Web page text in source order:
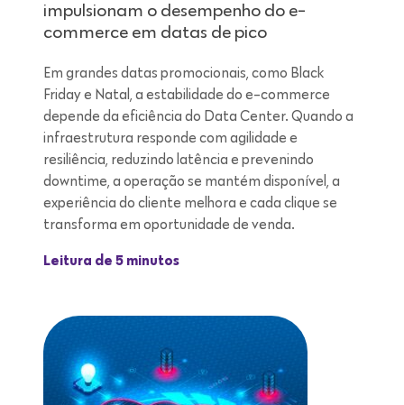
impulsionam o desempenho do e-
commerce em datas de pico
Em grandes datas promocionais, como Black
Friday e Natal, a estabilidade do e-commerce
depende da eficiência do Data Center. Quando a
infraestrutura responde com agilidade e
resiliência, reduzindo latência e prevenindo
downtime, a operação se mantém disponível, a
experiência do cliente melhora e cada clique se
transforma em oportunidade de venda.
Leitura de 5 minutos